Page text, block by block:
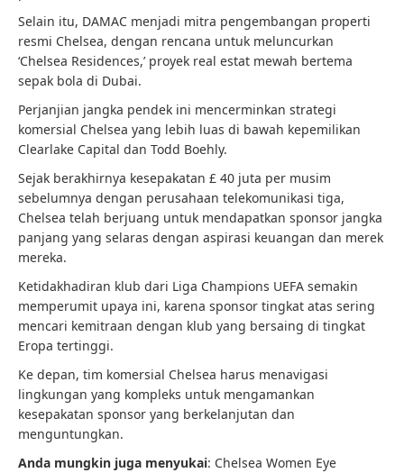
Selain itu, DAMAC menjadi mitra pengembangan properti
resmi Chelsea, dengan rencana untuk meluncurkan
‘Chelsea Residences,’ proyek real estat mewah bertema
sepak bola di Dubai.
Perjanjian jangka pendek ini mencerminkan strategi
komersial Chelsea yang lebih luas di bawah kepemilikan
Clearlake Capital dan Todd Boehly.
Sejak berakhirnya kesepakatan £ 40 juta per musim
sebelumnya dengan perusahaan telekomunikasi tiga,
Chelsea telah berjuang untuk mendapatkan sponsor jangka
panjang yang selaras dengan aspirasi keuangan dan merek
mereka.
Ketidakhadiran klub dari Liga Champions UEFA semakin
memperumit upaya ini, karena sponsor tingkat atas sering
mencari kemitraan dengan klub yang bersaing di tingkat
Eropa tertinggi.
Ke depan, tim komersial Chelsea harus menavigasi
lingkungan yang kompleks untuk mengamankan
kesepakatan sponsor yang berkelanjutan dan
menguntungkan.
Anda mungkin juga menyukai: Chelsea Women Eye